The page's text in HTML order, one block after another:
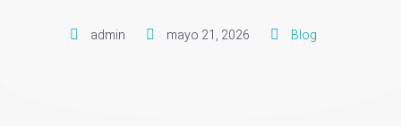
admin mayo 21, 2026 Blog